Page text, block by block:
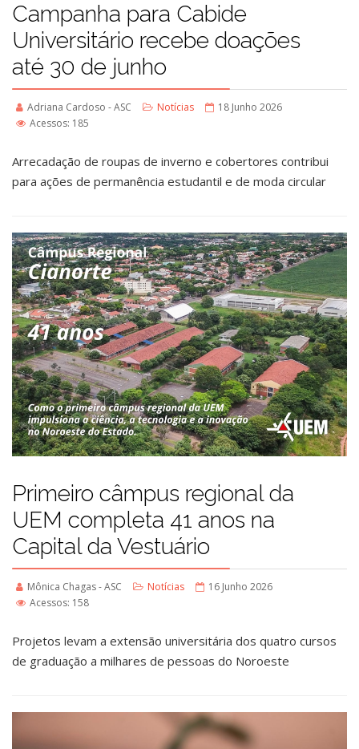
Campanha para Cabide
Universitário recebe doações
até 30 de junho
Adriana Cardoso - ASC Notícias
18 Junho 2026
Acessos: 185
Arrecadação de roupas de inverno e cobertores contribui
para ações de permanência estudantil e de moda circular
Primeiro câmpus regional da
UEM completa 41 anos na
Capital da Vestuário
Mônica Chagas - ASC Notícias
16 Junho 2026
Acessos: 158
Projetos levam a extensão universitária dos quatro cursos
de graduação a milhares de pessoas do Noroeste